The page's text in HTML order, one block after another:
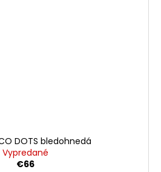
DOTS bledohnedá
Vypredané
€66